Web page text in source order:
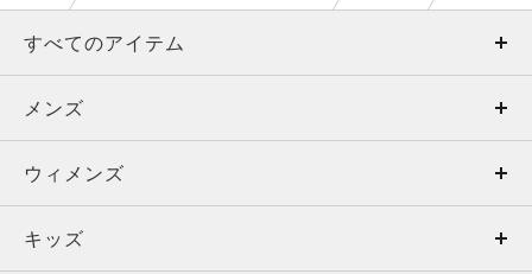
すべてのアイテム
メンズ
ウィメンズ
キッズ
メンズ
トップス
ボトムス
ウィメンズ
トップス
キッズ